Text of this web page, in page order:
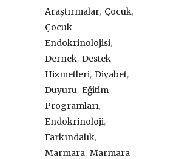
Araştırmalar, Çocuk,
Çocuk
Endokrinolojisi,
Dernek, Destek
Hizmetleri, Diyabet,
Duyuru, Eğitim
Programları,
Endokrinoloji,
Farkındalık,
Marmara, Marmara